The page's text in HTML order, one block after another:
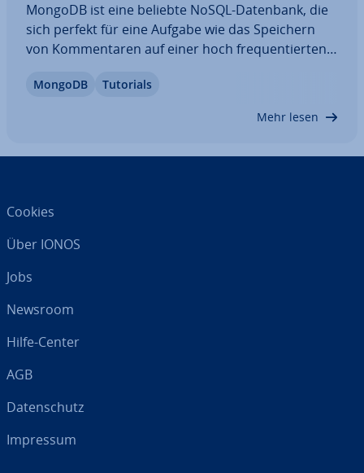
MongoDB ist eine beliebte NoSQL-Datenbank, die
sich perfekt für eine Aufgabe wie das Speichern
von Kom­men­ta­ren auf einer hoch fre­quen­tier­ten
führt Sie durch den Prozess der Ver­wen­dung von
MongoDB Tutorials
Mehr lesen
Cookies
Über IONOS
Jobs
Newsroom
Hilfe-Center
AGB
Da­ten­schutz
Impressum